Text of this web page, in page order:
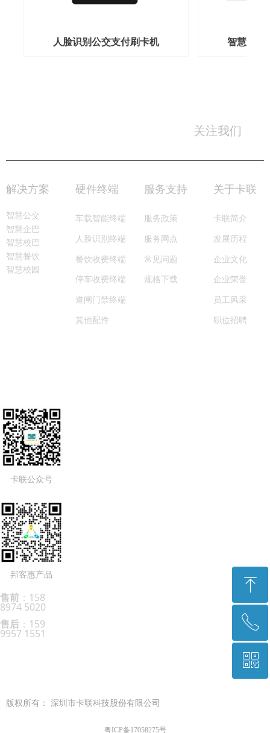
人脸识别公交支付刷卡机 智慧校园
关注我们
版权所有： 深圳市卡联科技股份有限公司
智慧公交
智慧企巴
智慧校巴
智慧餐饮
智慧校园
解决方案 硬件终端
车载智能终端
人脸识别终端
餐饮收费终端
停车收费终端
道闸门禁终端
其他配件
服务支持
服务政策
服务网点
常见问题
规格下载
关于卡联
卡联简介
发展历程
企业文化
企业荣誉
员工风采
职位招聘
卡联公众号
邦客惠产品
售前 ：158
8974 5020
售后 ：159
9957 1551
粤ICP备17058275号
ꁸ
回到顶部
ꂅ
0755-8996 6666
ꀥ